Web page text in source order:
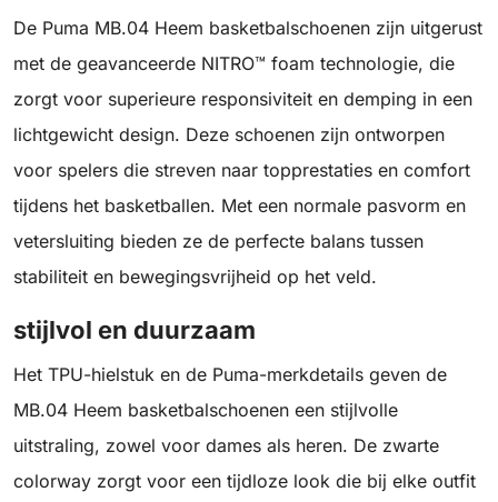
De Puma MB.04 Heem basketbalschoenen zijn uitgerust
met de geavanceerde NITRO™ foam technologie, die
zorgt voor superieure responsiviteit en demping in een
lichtgewicht design. Deze schoenen zijn ontworpen
voor spelers die streven naar topprestaties en comfort
tijdens het basketballen. Met een normale pasvorm en
vetersluiting bieden ze de perfecte balans tussen
stabiliteit en bewegingsvrijheid op het veld.
stijlvol en duurzaam
Het TPU-hielstuk en de Puma-merkdetails geven de
MB.04 Heem basketbalschoenen een stijlvolle
uitstraling, zowel voor dames als heren. De zwarte
colorway zorgt voor een tijdloze look die bij elke outfit